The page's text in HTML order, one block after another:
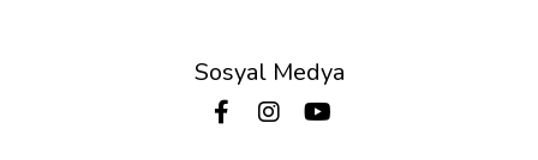
Sosyal Medya